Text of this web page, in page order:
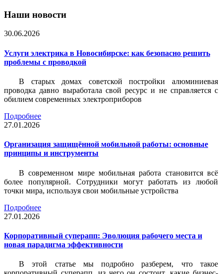
Наши новости
30.06.2026
Услуги электрика в Новосибирске: как безопасно решить
проблемы с проводкой
В старых домах советской постройки алюминиевая
проводка давно выработала свой ресурс и не справляется с
обилием современных электроприборов
Подробнее
27.01.2026
Организация защищённой мобильной работы: основные
принципы и инструменты
В современном мире мобильная работа становится всё
более популярной. Сотрудники могут работать из любой
точки мира, используя свои мобильные устройства
Подробнее
27.01.2026
Корпоративный суперапп: Эволюция рабочего места и
новая парадигма эффективности
В этой статье мы подробно разберем, что такое